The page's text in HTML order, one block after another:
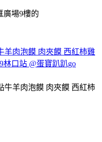
廣場9樓的
羊肉泡饃 肉夾饃 西紅柿雞
口站 @蛋寶趴趴go